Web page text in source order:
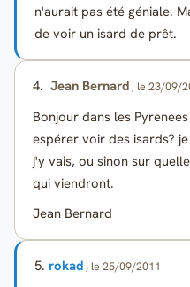
n'aurait pas été géniale.
de voir un isard de prêt.
4. Jean Bernard , le 23/09/
Bonjour dans les
espérer voir des isards?
j'y vais, ou sinon sur
qui viendront.
Jean Bernard
5. rokad , le 25/09/2011